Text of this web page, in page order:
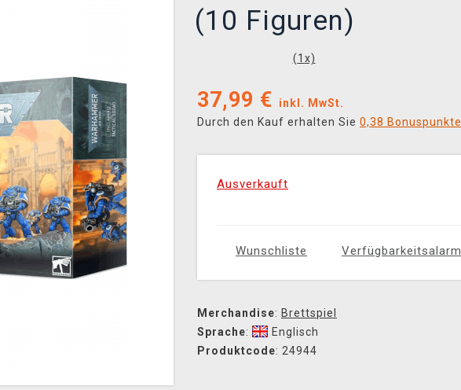
(10 Figuren)
(1 x)
37,99 €
inkl. MwSt.
Durch den Kauf erhalten Sie 0,38 Bonuspunkte
Ausverkauft
Wunschliste Verfügbarkeitsalarm
Merchandise: Brettspiel
Sprache:
Englisch
Produktcode: 24944